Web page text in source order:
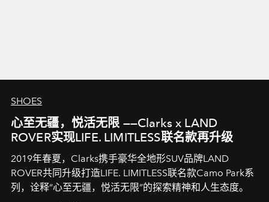
SHOES
心至无疆，悦活无限 ——Clarks x LAND
ROVER实现LIFE. LIMITLESS联名款再升级
2019年春夏，Clarks携手豪华全地形SUV品牌LAND
ROVER共同升级打造LIFE. LIMITLESS联名款Camo Park系
列，诠释“心至无疆，悦活无限”的探索精神和人生态度。